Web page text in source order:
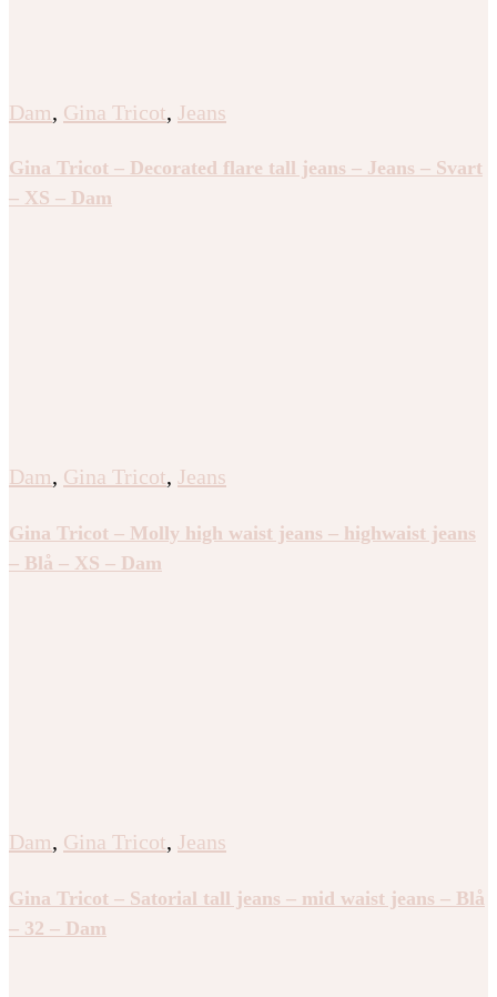
Dam, Gina Tricot, Jeans
Gina Tricot – Decorated flare tall jeans – Jeans – Svart
– XS – Dam
Dam, Gina Tricot, Jeans
Gina Tricot – Molly high waist jeans – highwaist jeans
– Blå – XS – Dam
Dam, Gina Tricot, Jeans
Gina Tricot – Satorial tall jeans – mid waist jeans – Blå
– 32 – Dam